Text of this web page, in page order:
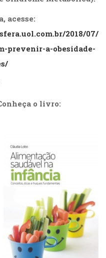
acesse:
2018/07/
prevenir-a-obesidade-
o livro: